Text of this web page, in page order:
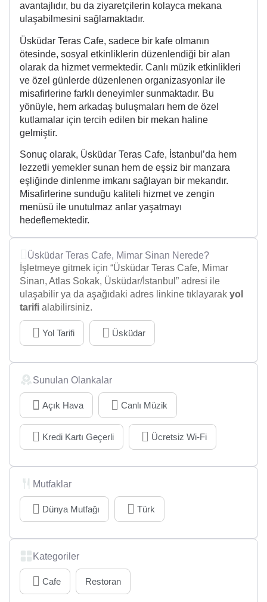
avantajlıdır, bu da ziyaretçilerin kolayca mekana
ulaşabilmesini sağlamaktadır.
Üsküdar Teras Cafe, sadece bir kafe olmanın
ötesinde, sosyal etkinliklerin düzenlendiği bir alan
olarak da hizmet vermektedir. Canlı müzik etkinlikleri
ve özel günlerde düzenlenen organizasyonlar ile
misafirlerine farklı deneyimler sunmaktadır. Bu
yönüyle, hem arkadaş buluşmaları hem de özel
kutlamalar için tercih edilen bir mekan haline
gelmiştir.
Sonuç olarak, Üsküdar Teras Cafe, İstanbul’da hem
lezzetli yemekler sunan hem de eşsiz bir manzara
eşliğinde dinlenme imkanı sağlayan bir mekandır.
Misafirlerine sunduğu kaliteli hizmet ve zengin
menüsü ile unutulmaz anlar yaşatmayı
hedeflemektedir.
Üsküdar Teras Cafe, Mimar Sinan Nerede?
İşletmeye gitmek için “Üsküdar Teras Cafe, Mimar
Sinan, Atlas Sokak, Üsküdar/İstanbul” adresi ile
ulaşabilir ya da aşağıdaki adres linkine tıklayarak yol
tarifi alabilirsiniz.
Yol Tarifi Üsküdar
Sunulan Olankalar
Açık Hava Canlı Müzik
Kredi Kartı Geçerli Ücretsiz Wi-Fi
Mutfaklar
Dünya Mutfağı Türk
Kategoriler
Cafe Restoran